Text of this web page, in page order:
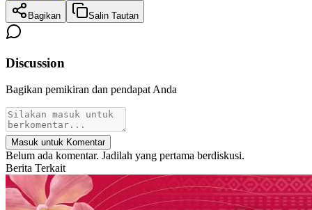
Bagikan Salin Tautan
Discussion
Bagikan pemikiran dan pendapat Anda
Masuk untuk Komentar
Belum ada komentar. Jadilah yang pertama berdiskusi.
Berita Terkait